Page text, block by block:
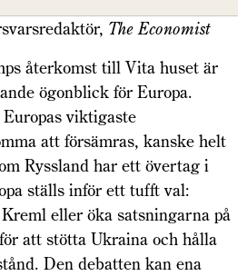
The Economist
återkomst till Vita huset är
ögonblick för Europa.
viktigaste
att försämras, kanske helt
Ryssland har ett övertag i
ställs inför ett tufft val:
eller öka satsningarna på
att stötta Ukraina och hålla
Den debatten kan ena